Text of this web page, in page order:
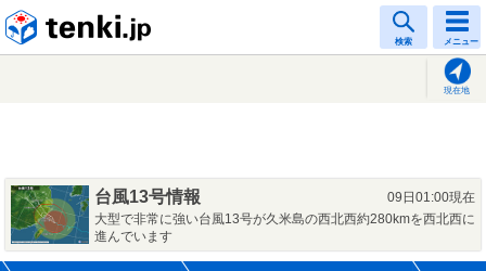
検索 メニュー
現在地
台風13号情報
09日01:00現在
大型で非常に強い台風13号が久米島の西北西約280kmを西北西に
進んでいます